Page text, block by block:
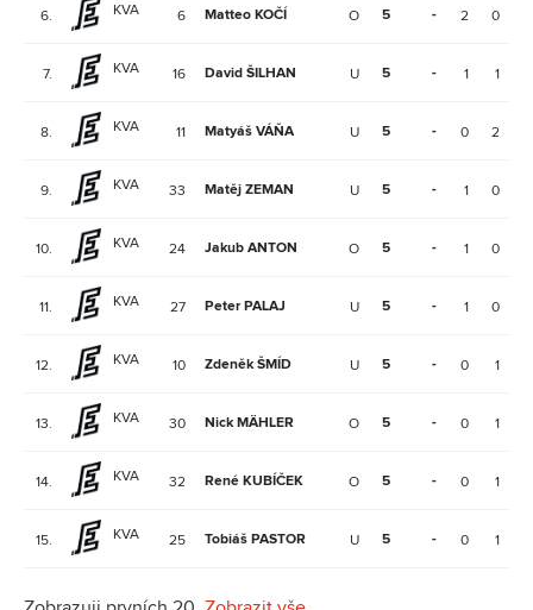
6. KVA 6 Matteo KOČÍ O 5 - 2 0
7. KVA 16 David ŠILHAN U 5 - 1 1
8. KVA 11 Matyáš VÁŇA U 5 - 0 2
9. KVA 33 Matěj ZEMAN U 5 - 1 0
10. KVA 24 Jakub ANTON O 5 - 1 0
11. KVA 27 Peter PALAJ U 5 - 1 0
12. KVA 10 Zdeněk ŠMÍD U 5 - 0 1
13. KVA 30 Nick MÄHLER O 5 - 0 1
14. KVA 32 René KUBÍČEK O 5 - 0 1
15. KVA 25 Tobiáš PASTOR U 5 - 0 1